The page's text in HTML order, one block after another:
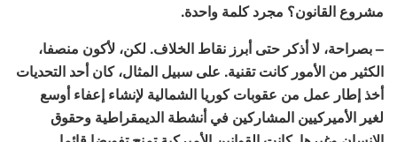
مشروع القانون؟ مجرد كلمة واحدة.
– بصراحة، لا أذكر حتى أبرز نقاط الخلاف. لكن، لأكون منصفا،
الكثير من الأمور كانت تقنية. على سبيل المثال، كان أحد التحديات
أخذ إطار عمل من عقوبات كوريا الشمالية لإنشاء إعفاء أوسع
لغير الأميركيين المشاركين في أنشطة الديمقراطية وحقوق